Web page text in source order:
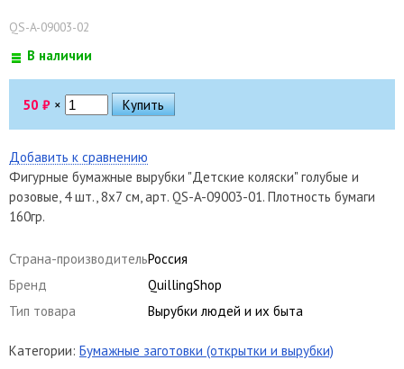
QS-A-09003-02
В наличии
50 ₽ ×
Добавить к сравнению
Фигурные бумажные вырубки "Детские коляски" голубые и
розовые, 4 шт., 8х7 см, арт. QS-A-09003-01. Плотность бумаги
160гр.
Страна-производительРоссия
Бренд
QuillingShop
Тип товара
Вырубки людей и их быта
Категории: Бумажные заготовки (открытки и вырубки)